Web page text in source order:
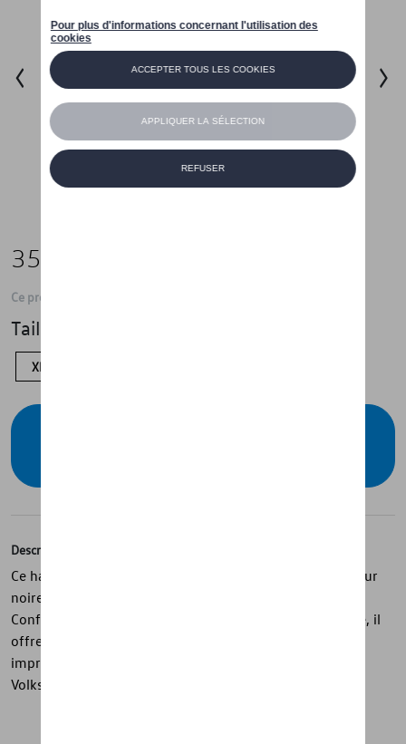
35,01 €
Ce produit n'est actuellement pas de stock
Taille
XL
Description
Ce haut pour femmes de la collection T-Roc est de couleur
noire et présente un style classique et tendance.
Confectionné dans un mélange de coton et d’élasthanne, il
offre un confort optimal et arbore une silhouette T-Roc
imprimée en contraste dans le dos, avec un bouton
Volkswagen et une étiquette drapeau T-Roc.